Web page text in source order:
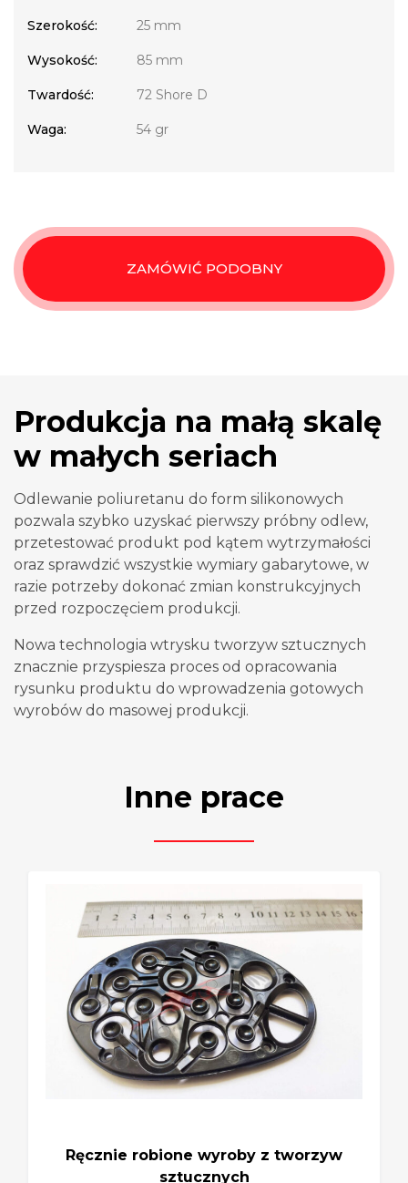
Szerokość: 25 mm
Wysokość: 85 mm
Twardość: 72 Shore D
Waga: 54 gr
ZAMÓWIĆ PODOBNY
Produkcja na małą skalę
w małych seriach
Odlewanie poliuretanu do form silikonowych
pozwala szybko uzyskać pierwszy próbny odlew,
przetestować produkt pod kątem wytrzymałości
oraz sprawdzić wszystkie wymiary gabarytowe, w
razie potrzeby dokonać zmian konstrukcyjnych
przed rozpoczęciem produkcji.
Nowa technologia wtrysku tworzyw sztucznych
znacznie przyspiesza proces od opracowania
rysunku produktu do wprowadzenia gotowych
wyrobów do masowej produkcji.
Inne prace
Naprawa plastikowych części
samochodowych